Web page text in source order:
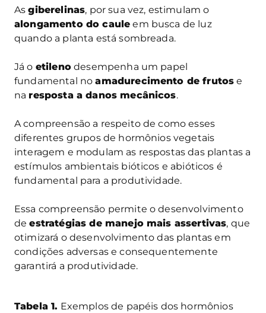
Asgiberelinas, por sua vez, estimulam o
alongamento do caule em busca de luz
quando a planta está sombreada.
Já o etilenodesempenha um papel
fundamental noamadurecimento de frutos e
na resposta a danos mecânicos.
A compreensão a respeito de como esses
diferentes grupos de hormônios vegetais
interagem e modulam as respostas das plantas a
estímulos ambientais bióticos e abióticos é
fundamental para a produtividade.
Essa compreensão permite o desenvolvimento
deestratégias de manejo mais assertivas, que
otimizará o desenvolvimento das plantas em
condições adversas e consequentemente
garantirá a produtividade.
Tabela 1. Exemplos de papéis dos hormônios